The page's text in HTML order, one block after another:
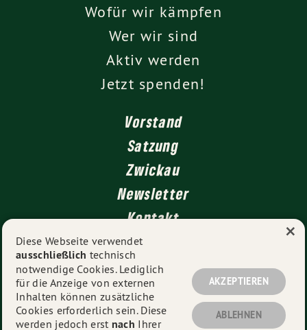
Wofür wir kämpfen
Wer wir sind
Aktiv werden
Jetzt spenden!
Vorstand
Satzung
Zwickau
Newsletter
Kontakt
Impressum
Datenschutz
© 2026Kreisverband Ludwigsburg
- Alle Rechte
Diese Webseite verwendet
ausschließlich technisch
notwendige Cookies. Lediglich
für die Anzeige von externen
Inhalten können zusätzliche
Cookies erforderlich sein. Diese
werden jedoch erst nach Ihrer
AKZEPTIEREN
ABLEHNEN
×